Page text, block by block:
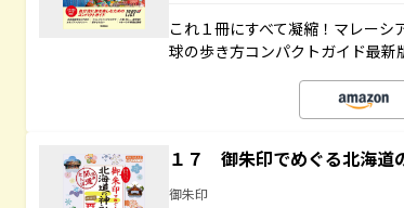
これ１冊にすべて凝縮！マレー
球の歩き方コンパクトガイド最新
１７ 御朱印でめぐる北海
御朱印